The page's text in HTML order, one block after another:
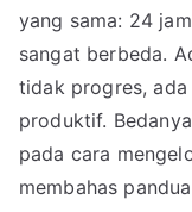
yang sama: 24
sangat berbeda.
tidak progres, ada
produktif.
pada cara
membahas